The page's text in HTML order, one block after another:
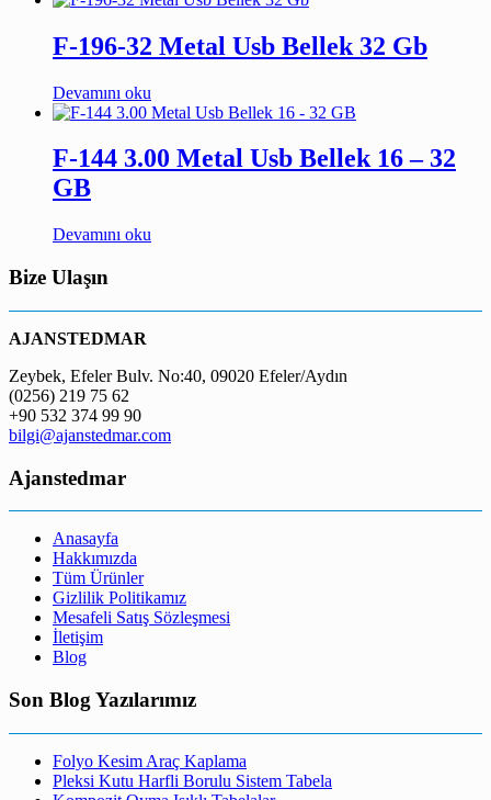
F-196-32 Metal Usb Bellek 32 Gb
Devamını oku
F-144 3.00 Metal Usb Bellek 16 – 32
GB
Devamını oku
Bize Ulaşın
AJANSTEDMAR
Zeybek, Efeler Bulv. No:40, 09020 Efeler/Aydın
(0256) 219 75 62
+90 532 374 99 90
bilgi@ajanstedmar.com
Ajanstedmar
Anasayfa
Hakkımızda
Tüm Ürünler
Gizlilik Politikamız
Mesafeli Satış Sözleşmesi
İletişim
Blog
Son Blog Yazılarımız
Folyo Kesim Araç Kaplama
Pleksi Kutu Harfli Borulu Sistem Tabela